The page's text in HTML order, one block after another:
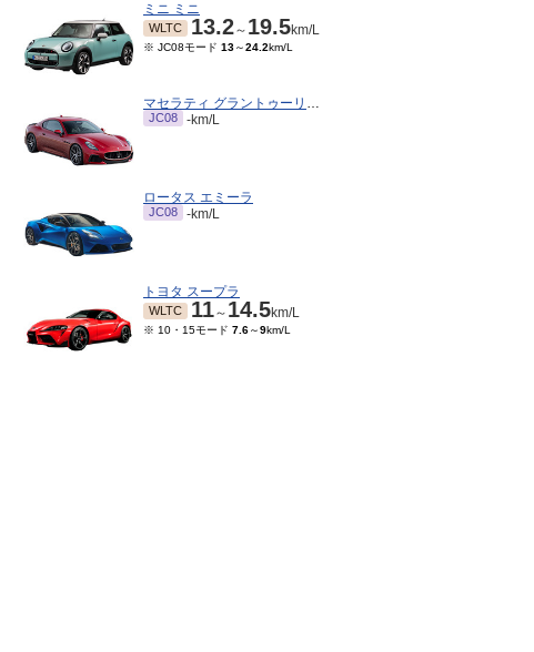
ミニ ミニ
WLTC 13.2～ 19.5km/L
※ JC08モード 13～24.2km/L
マセラティ グラントゥーリズモ
JC08 -km/L
ロータス エミーラ
JC08 -km/L
トヨタ スープラ
WLTC 11～ 14.5km/L
※ 10・15モード 7.6～9km/L